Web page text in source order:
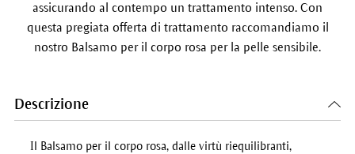
assicurando al contempo un trattamento intenso. Con
questa pregiata offerta di trattamento raccomandiamo il
nostro Balsamo per il corpo rosa per la pelle sensibile.
Descrizione
Il Balsamo per il corpo rosa, dalle virtù riequilibranti,